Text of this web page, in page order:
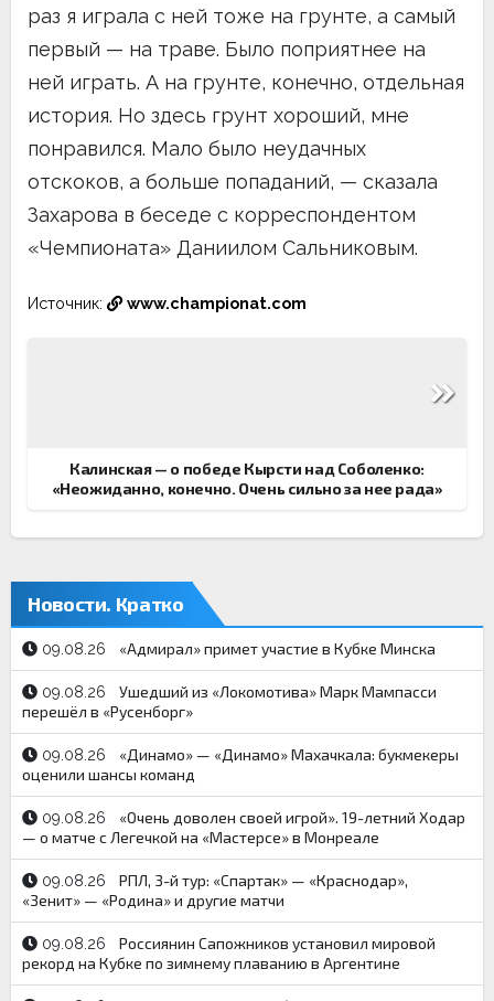
раз я играла с ней тоже на грунте, а самый
первый — на траве. Было поприятнее на
ней играть. А на грунте, конечно, отдельная
история. Но здесь грунт хороший, мне
понравился. Мало было неудачных
отскоков, а больше попаданий, — сказала
Захарова в беседе с корреспондентом
«Чемпионата» Даниилом Сальниковым.
Источник: www.championat.com
Калинская — о победе Кырсти над Соболенко:
«Неожиданно, конечно. Очень сильно за нее рада»
Новости. Кратко
09.08.26 «Адмирал» примет участие в Кубке Минска
09.08.26
Ушедший из «Локомотива» Марк Мампасси
перешёл в «Русенборг»
09.08.26
«Динамо» — «Динамо» Махачкала: букмекеры
оценили шансы команд
09.08.26
«Очень доволен своей игрой». 19-летний Ходар
— о матче с Легечкой на «Мастерсе» в Монреале
09.08.26
РПЛ, 3-й тур: «Спартак» — «Краснодар»,
«Зенит» — «Родина» и другие матчи
09.08.26
Россиянин Сапожников установил мировой
рекорд на Кубке по зимнему плаванию в Аргентине